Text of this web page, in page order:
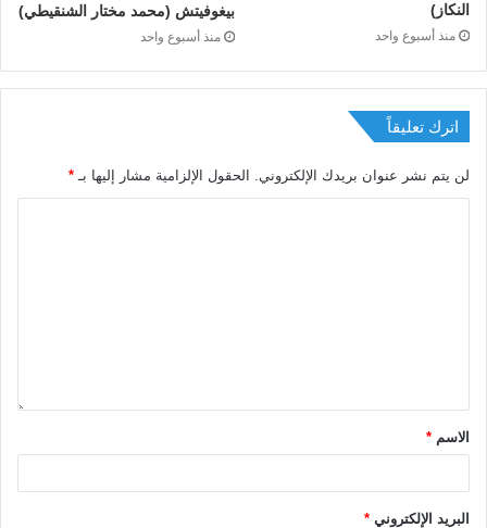
النكاز)
منذ أسبوع واحد
بيغوفيتش (محمد مختار الشنقيطي)
منذ أسبوع واحد
اترك تعليقاً
لن يتم نشر عنوان بريدك الإلكتروني. الحقول الإلزامية مشار إليها بـ *
الاسم *
البريد الإلكتروني *